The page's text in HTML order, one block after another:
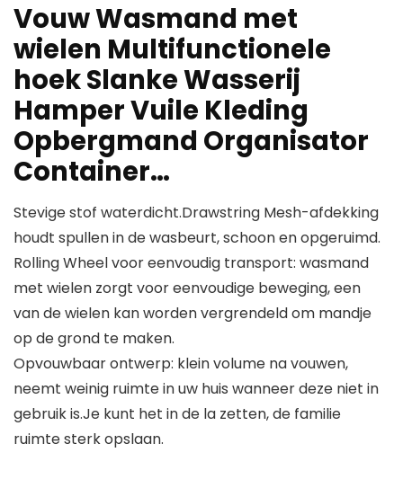
Vouw Wasmand met
wielen Multifunctionele
hoek Slanke Wasserij
Hamper Vuile Kleding
Opbergmand Organisator
Container…
Stevige stof waterdicht.Drawstring Mesh-afdekking
houdt spullen in de wasbeurt, schoon en opgeruimd.
Rolling Wheel voor eenvoudig transport: wasmand
met wielen zorgt voor eenvoudige beweging, een
van de wielen kan worden vergrendeld om mandje
op de grond te maken.
Opvouwbaar ontwerp: klein volume na vouwen,
neemt weinig ruimte in uw huis wanneer deze niet in
gebruik is.Je kunt het in de la zetten, de familie
ruimte sterk opslaan.